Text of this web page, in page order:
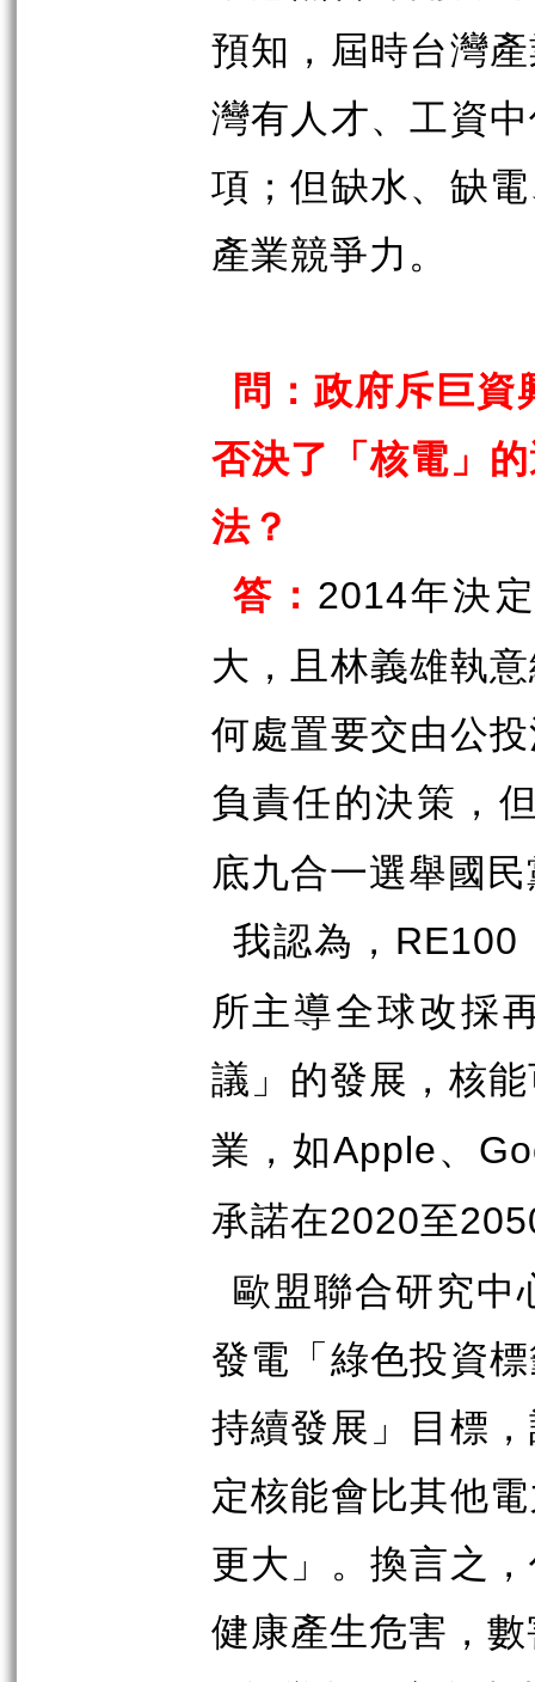
預知，屆時台灣
灣有人才、工資
項；但缺水、缺
產業競爭力。
問：政府斥巨資
否決了「核電」
法？
答： 2014年決
大，且林義雄執
何處置要交由公
負責任的決策，
底九合一選舉國
我認為， RE100
所主導全球改採
議」的發展，核
業，如Apple、
承諾在2020至
歐盟聯合研究中
發電「綠色投資
持續發展」目標
定核能會比其他
更大」。換言之
健康產生危害，